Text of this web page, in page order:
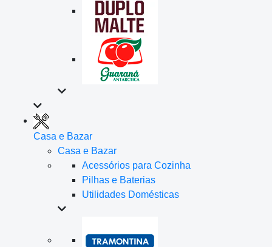
Casa e Bazar
Casa e Bazar
Acessórios para Cozinha
Pilhas e Baterias
Utilidades Domésticas